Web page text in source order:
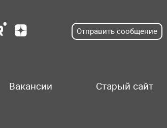
Отправить сообщение
Вакансии Старый сайт